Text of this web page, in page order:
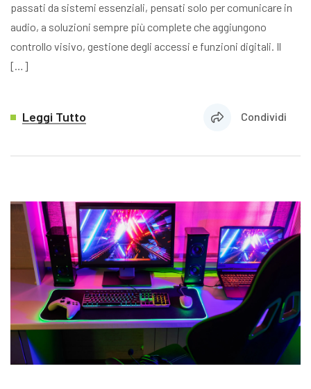
passati da sistemi essenziali, pensati solo per comunicare in
audio, a soluzioni sempre più complete che aggiungono
controllo visivo, gestione degli accessi e funzioni digitali. Il
[…]
Leggi Tutto Condividi